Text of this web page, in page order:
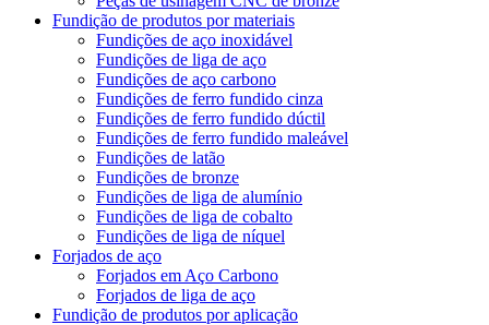
Fundição de produtos por materiais
Fundições de aço inoxidável
Fundições de liga de aço
Fundições de aço carbono
Fundições de ferro fundido cinza
Fundições de ferro fundido dúctil
Fundições de ferro fundido maleável
Fundições de latão
Fundições de bronze
Fundições de liga de alumínio
Fundições de liga de cobalto
Fundições de liga de níquel
Forjados de aço
Forjados em Aço Carbono
Forjados de liga de aço
Fundição de produtos por aplicação